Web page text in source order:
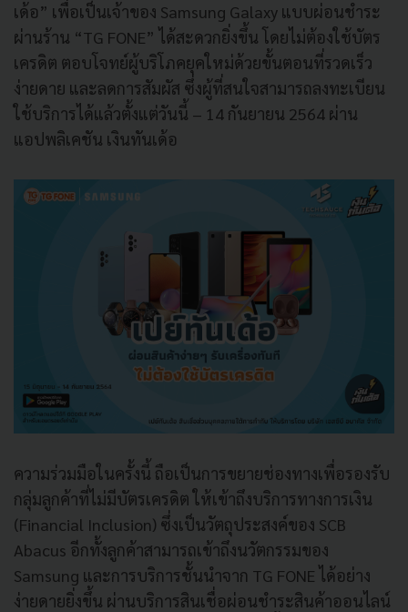
เด้อ” เพื่อเป็นเจ้าของ Samsung Galaxy แบบผ่อนชำระ
ผ่านร้าน “TG FONE” ได้สะดวกยิ่งขึ้น โดยไม่ต้องใช้บัตร
เครดิต ตอบโจทย์ผู้บริโภคยุคใหม่ด้วยขั้นตอนที่รวดเร็ว
ง่ายดาย และลดการสัมผัส ซึ่งผู้ที่สนใจสามารถลงทะเบียน
ใช้บริการได้แล้วตั้งแต่วันนี้ – 14 กันยายน 2564 ผ่าน
แอปพลิเคชัน เงินทันเด้อ
ความร่วมมือในครั้งนี้ ถือเป็นการขยายช่องทางเพื่อรองรับ
กลุ่มลูกค้าที่ไม่มีบัตรเครดิต ให้เข้าถึงบริการทางการเงิน
(Financial Inclusion) ซึ่งเป็นวัตถุประสงค์ของ SCB
Abacus อีกทั้งลูกค้าสามารถเข้าถึงนวัตกรรมของ
Samsung และการบริการชั้นนำจาก TG FONE ได้อย่าง
ง่ายดายยิ่งขึ้น ผ่านบริการสินเชื่อผ่อนชำระสินค้าออนไลน์